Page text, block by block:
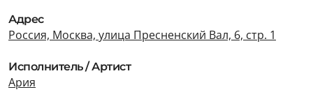
Адрес
Россия, Москва, улица Пресненский Вал, 6, стр. 1
Исполнитель / Артист
Ария